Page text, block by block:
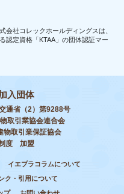
会社コレックホールディングスは、
認定資格「KTAA」の団体認証マー
入団体
通省（2）第9288号
取引業協会連合会
物取引業保証協会
度 加盟
イエプラコラムについて
ク・引用について